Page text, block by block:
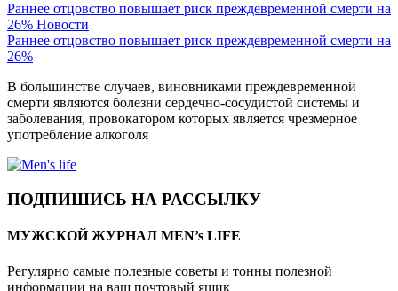
Раннее отцовство повышает риск преждевременной смерти на
26% Новости
Раннее отцовство повышает риск преждевременной смерти на
26%
В большинстве случаев, виновниками преждевременной
смерти являются болезни сердечно-сосудистой системы и
заболевания, провокатором которых является чрезмерное
употребление алкоголя
ПОДПИШИСЬ НА РАССЫЛКУ
МУЖСКОЙ ЖУРНАЛ MEN’s LIFE
Регулярно самые полезные советы и тонны полезной
информации на ваш почтовый ящик